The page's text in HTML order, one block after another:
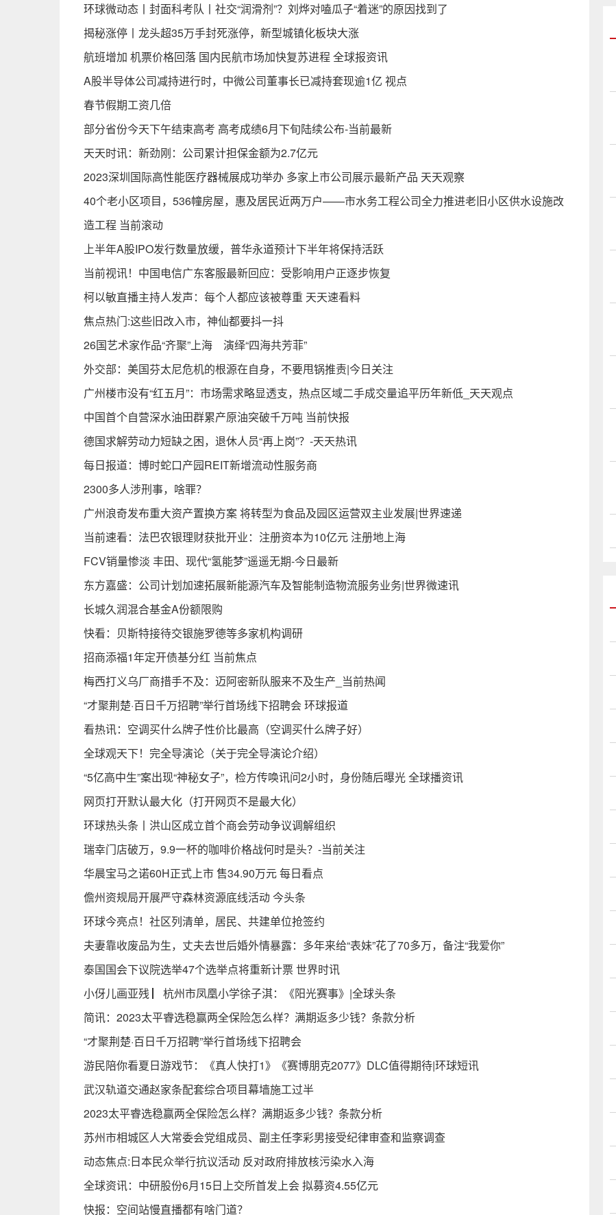
环球微动态丨封面科考队丨社交“润滑剂”？刘烨对嗑瓜子“着迷”的原因找到了
揭秘涨停丨龙头超35万手封死涨停，新型城镇化板块大涨
航班增加 机票价格回落 国内民航市场加快复苏进程 全球报资讯
A股半导体公司减持进行时，中微公司董事长已减持套现逾1亿 视点
春节假期工资几倍
部分省份今天下午结束高考 高考成绩6月下旬陆续公布-当前最新
天天时讯：新劲刚：公司累计担保金额为2.7亿元
2023深圳国际高性能医疗器械展成功举办 多家上市公司展示最新产品 天天观察
40个老小区项目，536幢房屋，惠及居民近两万户——市水务工程公司全力推进老旧小区供水设施改
造工程 当前滚动
上半年A股IPO发行数量放缓，普华永道预计下半年将保持活跃
当前视讯！中国电信广东客服最新回应：受影响用户正逐步恢复
柯以敏直播主持人发声：每个人都应该被尊重 天天速看料
焦点热门:这些旧改入市，神仙都要抖一抖
26国艺术家作品“齐聚”上海 演绎“四海共芳菲”
外交部：美国芬太尼危机的根源在自身，不要甩锅推责|今日关注
广州楼市没有“红五月”：市场需求略显透支，热点区域二手成交量追平历年新低_天天观点
中国首个自营深水油田群累产原油突破千万吨 当前快报
德国求解劳动力短缺之困，退休人员“再上岗”？-天天热讯
每日报道：博时蛇口产园REIT新增流动性服务商
2300多人涉刑事，啥罪？
广州浪奇发布重大资产置换方案 将转型为食品及园区运营双主业发展|世界速递
当前速看：法巴农银理财获批开业：注册资本为10亿元 注册地上海
FCV销量惨淡 丰田、现代“氢能梦”遥遥无期-今日最新
东方嘉盛：公司计划加速拓展新能源汽车及智能制造物流服务业务|世界微速讯
长城久润混合基金A份额限购
快看：贝斯特接待交银施罗德等多家机构调研
招商添福1年定开债基分红 当前焦点
梅西打义乌厂商措手不及：迈阿密新队服来不及生产_当前热闻
“才聚荆楚·百日千万招聘”举行首场线下招聘会 环球报道
看热讯：空调买什么牌子性价比最高（空调买什么牌子好）
全球观天下！完全导演论（关于完全导演论介绍）
“5亿高中生”案出现“神秘女子”，检方传唤讯问2小时，身份随后曝光 全球播资讯
网页打开默认最大化（打开网页不是最大化）
环球热头条丨洪山区成立首个商会劳动争议调解组织
瑞幸门店破万，9.9一杯的咖啡价格战何时是头？-当前关注
华晨宝马之诺60H正式上市 售34.90万元 每日看点
儋州资规局开展严守森林资源底线活动 今头条
环球今亮点！社区列清单，居民、共建单位抢签约
夫妻靠收废品为生，丈夫去世后婚外情暴露：多年来给“表妹”花了70多万，备注“我爱你”
泰国国会下议院选举47个选举点将重新计票 世界时讯
小伢儿画亚残 ▏杭州市凤凰小学徐子淇：《阳光赛事》|全球头条
简讯：2023太平睿选稳赢两全保险怎么样？满期返多少钱？条款分析
“才聚荆楚·百日千万招聘”举行首场线下招聘会
游民陪你看夏日游戏节：《真人快打1》《赛博朋克2077》DLC值得期待|环球短讯
武汉轨道交通赵家条配套综合项目幕墙施工过半
2023太平睿选稳赢两全保险怎么样？满期返多少钱？条款分析
苏州市相城区人大常委会党组成员、副主任李彩男接受纪律审查和监察调查
动态焦点:日本民众举行抗议活动 反对政府排放核污染水入海
全球资讯：中研股份6月15日上交所首发上会 拟募资4.55亿元
快报：空间站慢直播都有啥门道？